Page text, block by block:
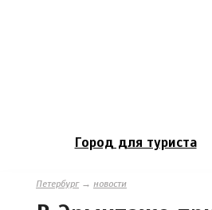
Город для туриста
Петербург→ новости